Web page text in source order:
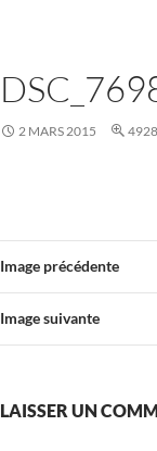
2 MARS 2015
Image précédente
Image suivante
LAISSER UN